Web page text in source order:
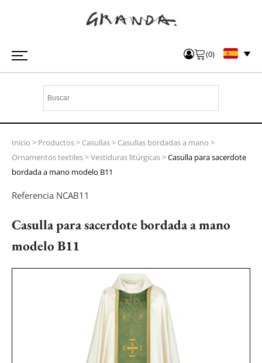
(0)
Inicio > Productos> Casullas> Casullas bordadas a mano >
Ornamentos textiles>Vestiduras litúrgicas>Casulla para sacerdote
bordada a mano modelo B11
Referencia NCAB11
Casulla para sacerdote bordada a mano
modelo B11